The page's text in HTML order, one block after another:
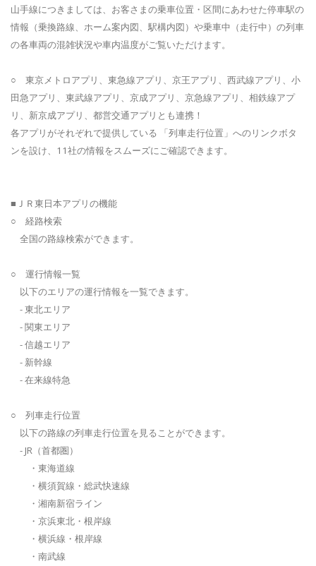
山手線につきましては、お客さまの乗車位置・区間にあわせた停車駅の
情報（乗換路線、ホーム案内図、駅構内図）や乗車中（走行中）の列車
の各車両の混雑状況や車内温度がご覧いただけます。
○ 東京メトロアプリ、東急線アプリ、京王アプリ、西武線アプリ、小
田急アプリ、東武線アプリ、京成アプリ、京急線アプリ、相鉄線アプ
リ、新京成アプリ、都営交通アプリとも連携！
各アプリがそれぞれで提供している 「列車走行位置」へのリンクボタ
ンを設け、11社の情報をスムーズにご確認できます。
■ＪＲ東日本アプリの機能
○ 経路検索
全国の路線検索ができます。
○ 運行情報一覧
以下のエリアの運行情報を一覧できます。
- 東北エリア
- 関東エリア
- 信越エリア
- 新幹線
- 在来線特急
○ 列車走行位置
以下の路線の列車走行位置を見ることができます。
- JR（首都圏）
・東海道線
・横須賀線・総武快速線
・湘南新宿ライン
・京浜東北・根岸線
・横浜線・根岸線
・南武線